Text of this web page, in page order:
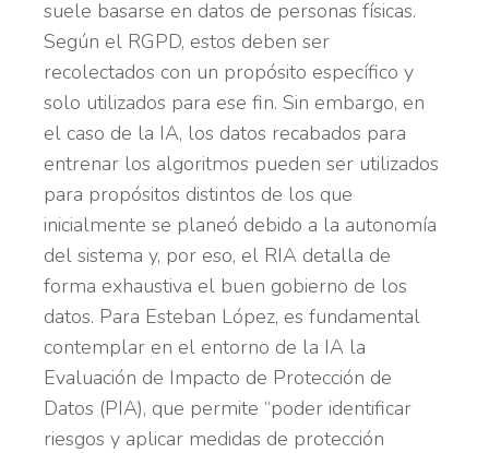
suele basarse en datos de personas físicas.
Según el RGPD, estos deben ser
recolectados con un propósito específico y
solo utilizados para ese fin. Sin embargo, en
el caso de la IA, los datos recabados para
entrenar los algoritmos pueden ser utilizados
para propósitos distintos de los que
inicialmente se planeó debido a la autonomía
del sistema y, por eso, el RIA detalla de
forma exhaustiva el buen gobierno de los
datos. Para Esteban López, es fundamental
contemplar en el entorno de la IA la
Evaluación de Impacto de Protección de
Datos (PIA), que permite “poder identificar
riesgos y aplicar medidas de protección